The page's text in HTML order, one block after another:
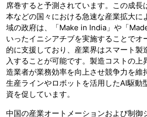
席巻すると予測されています。この成長
本などの国々における急速な産業拡大に
域の政府は、「Make in India」や「
いったイニシアチブを実施することでオ
的に支援しており、産業界はスマート製
入することが可能です。製造コストの上
造業者が業務効率を向上させ競争力を維
生産ラインやロボットを活用したAI駆動
資を促しています。
中国の産業オートメーションおよび制御